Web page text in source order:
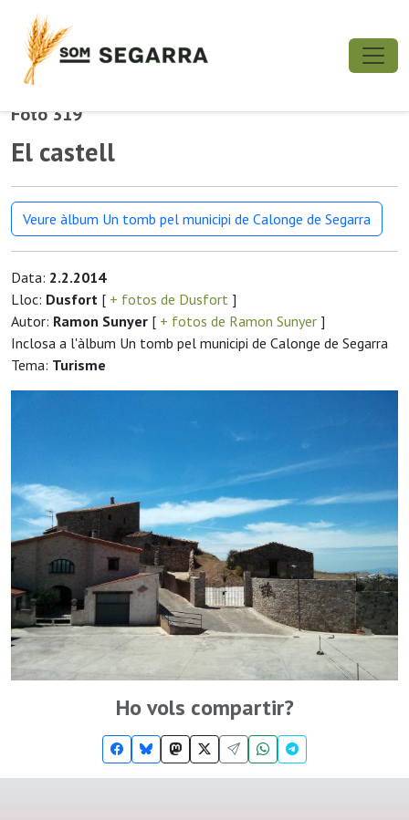
Foto 319
El castell
Veure àlbum Un tomb pel municipi de Calonge de Segarra
Data: 2.2.2014
Lloc: Dusfort [ + fotos de Dusfort ]
Autor: Ramon Sunyer [ + fotos de Ramon Sunyer ]
Inclosa a l'àlbum Un tomb pel municipi de Calonge de Segarra
Tema: Turisme
Ho vols compartir?